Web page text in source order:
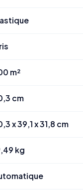
m²
cm
x 39,1 x 31,8 cm
kg